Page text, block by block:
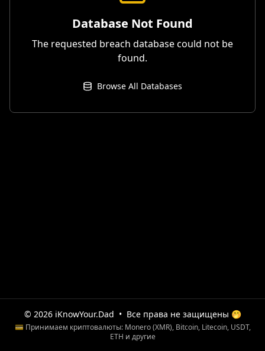
Database Not Found
The requested breach database could not be
found.
Browse All Databases
© 2026 iKnowYour.Dad • Все права не защищены 🤭
💳 Принимаем криптовалюты: Monero (XMR), Bitcoin, Litecoin, USDT,
ETH и другие